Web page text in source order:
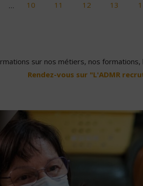
… 10 11 12 13
sur nos métiers, nos
Rendez-vous sur "L'ADMR